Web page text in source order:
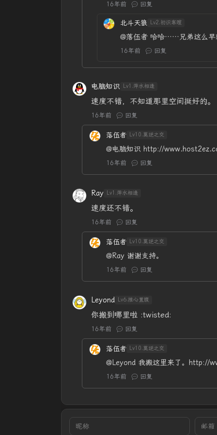
16年前 回复
北斗天狼 Lv2.初识寒暄
@落伍者 哈哈……兄弟这么早
16年前 回复
电脑知识 Lv1.萍水相逢
速度不错，不知道那里空间挺好的。
16年前 回复
落伍者 Lv10.莫逆之交
@电脑知识 http://
16年前 回复
Ray Lv1.萍水相逢
速度还不错。
16年前 回复
落伍者 Lv10.莫逆之交
@Ray 谢谢支持。
16年前 回复
Leyond Lv6.推心置腹
你搬到哪里啦 :twisted:
16年前 回复
落伍者 Lv10.莫逆之交
@Leyond 我搬这里来了。http://
16年前 回复